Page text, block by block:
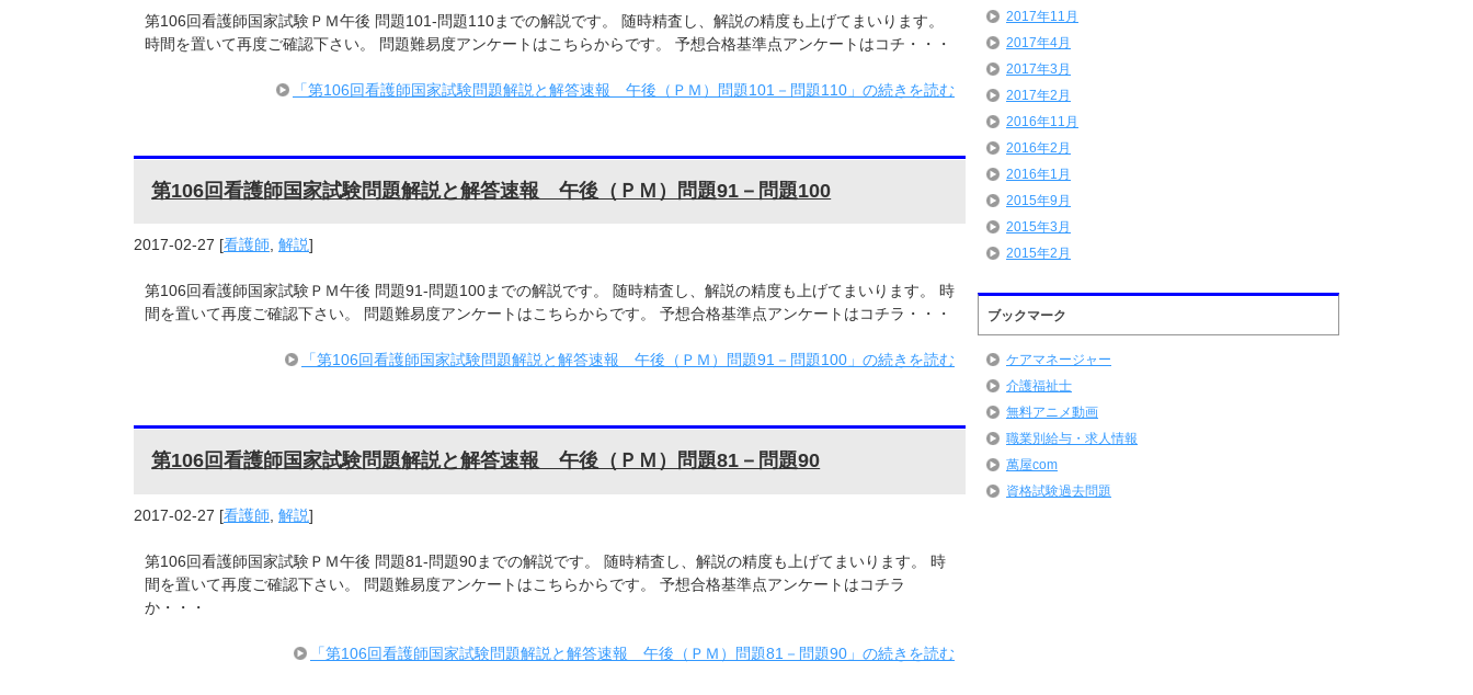
第106回看護師国家試験ＰＭ午後 問題101-問題110までの解説です。 随時精査し、解説の精度も上げてまいります。
時間を置いて再度ご確認下さい。 問題難易度アンケートはこちらからです。 予想合格基準点アンケートはコチ・・・
「第106回看護師国家試験問題解説と解答速報 午後（ＰＭ）問題101－問題110」の続きを読む
第106回看護師国家試験問題解説と解答速報 午後（ＰＭ）問題91－問題100
2017-02-27 [看護師 解説]
第106回看護師国家試験ＰＭ午後 問題91-問題100までの解説です。 随時精査し、解説の精度も上げてまいります。 時
間を置いて再度ご確認下さい。 問題難易度アンケートはこちらからです。 予想合格基準点アンケートはコチラ・・・
「第106回看護師国家試験問題解説と解答速報 午後（ＰＭ）問題91－問題100」の続きを読む
第106回看護師国家試験問題解説と解答速報 午後（ＰＭ）問題81－問題90
2017-02-27 [看護師 解説]
第106回看護師国家試験ＰＭ午後 問題81-問題90までの解説です。 随時精査し、解説の精度も上げてまいります。 時
間を置いて再度ご確認下さい。 問題難易度アンケートはこちらからです。 予想合格基準点アンケートはコチラ
か・・・
「第106回看護師国家試験問題解説と解答速報 午後（ＰＭ）問題81－問題90」の続きを読む
2017年11月
2017年4月
2017年3月
2017年2月
2016年11月
2016年2月
2016年1月
2015年9月
2015年3月
2015年2月
ブックマーク
ケアマネージャー
介護福祉士
無料アニメ動画
職業別給与・求人情報
萬屋com
資格試験過去問題